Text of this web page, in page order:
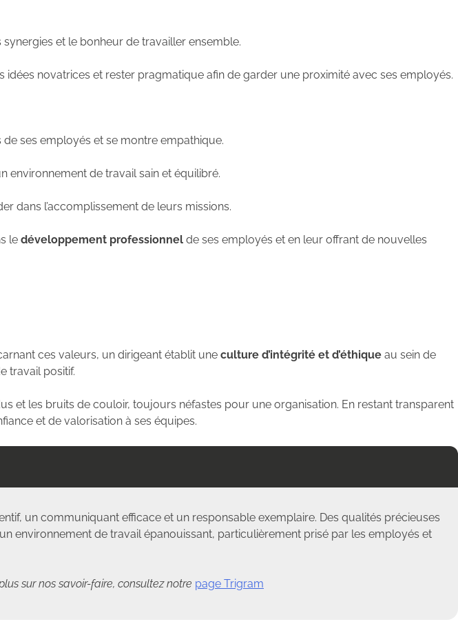
et le bonheur de travailler ensemble.
idées novatrices et rester pragmatique afin de garder une proximité avec ses employés.
de ses employés et se montre empathique.
environnement de travail sain et équilibré.
dans l’accomplissement de leurs missions.
le développement professionnel de ses employés et en leur offrant de nouvelles
ces valeurs, un dirigeant établit une culture d’intégrité et d’éthique au sein de
travail positif.
et les bruits de couloir, toujours néfastes pour une organisation. En restant transparent
et de valorisation à ses équipes.
un communiquant efficace et un responsable exemplaire. Des qualités précieuses
environnement de travail épanouissant, particulièrement prisé par les employés et
sur nos savoir-faire, consultez notre page Trigram